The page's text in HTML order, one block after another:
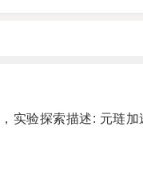
探索描述: 元琏加